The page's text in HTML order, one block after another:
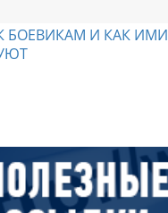
БОЕВИКАМ И КАК ИМИ